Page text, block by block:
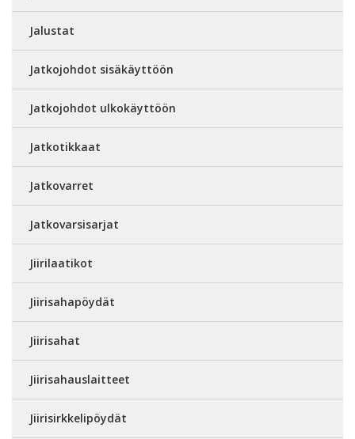
Jalustat
Jatkojohdot sisäkäyttöön
Jatkojohdot ulkokäyttöön
Jatkotikkaat
Jatkovarret
Jatkovarsisarjat
Jiirilaatikot
Jiirisahapöydät
Jiirisahat
Jiirisahauslaitteet
Jiirisirkkelipöydät